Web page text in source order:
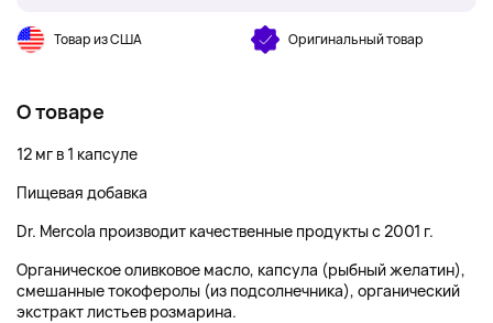
Товар из США Оригинальный товар
О товаре
12 мг в 1 капсуле
Пищевая добавка
Dr. Mercola производит качественные продукты с 2001 г.
Органическое оливковое масло, капсула (рыбный желатин),
смешанные токоферолы (из подсолнечника), органический
экстракт листьев розмарина.